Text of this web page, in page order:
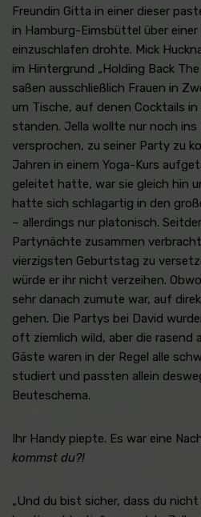
Freundin Gitta in einer dieser
in Hamburg-Eimsbüttel über einer
einzuschlafen drohte. Mick
im Hintergrund „Holding Back The
saßen ausschließlich Frauen in
um Tische, auf denen Cocktails
standen. Jella wollte nur noch
versprochen, zu seiner Party zu
Jahren in einem Yoga-Kurs
geleitet hatte, war sie gleich hin
hatte sich schlagartig in den
– allerdings nur platonisch.
Partynächte zusammen
vierzigsten Geburtstag zu
würde er ihr nicht verzeihen.
sehr danach zumute war, auf
gehen. Die Partys bei David
oft ziemlich wild, aber die rasend
Gäste waren in der Regel alle
studiert und passten allein
Beuteschema.
Ihr Handy piepte. Es war eine
kommst du?!
„Und du bist sicher, dass du